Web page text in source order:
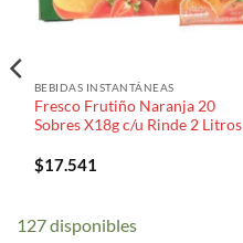
BEBIDAS INSTANTÁNEAS
Fresco Frutiño Naranja 20
Sobres X18g c/u Rinde 2 Litros
$17.541
127 disponibles